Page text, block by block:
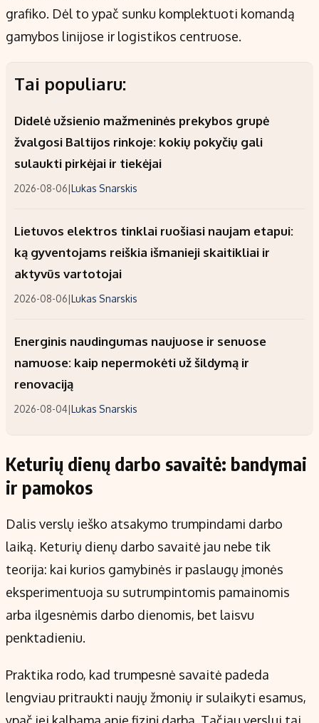
grafiko. Dėl to ypač sunku komplektuoti komandą
gamybos linijose ir logistikos centruose.
Tai populiaru:
Didelė užsienio mažmeninės prekybos grupė
žvalgosi Baltijos rinkoje: kokių pokyčių gali
sulaukti pirkėjai ir tiekėjai
2026-08-06|Lukas Snarskis
Lietuvos elektros tinklai ruošiasi naujam etapui:
ką gyventojams reiškia išmanieji skaitikliai ir
aktyvūs vartotojai
2026-08-06|Lukas Snarskis
Energinis naudingumas naujuose ir senuose
namuose: kaip nepermokėti už šildymą ir
renovaciją
2026-08-04|Lukas Snarskis
Keturių dienų darbo savaitė: bandymai
ir pamokos
Dalis verslų ieško atsakymo trumpindami darbo
laiką. Keturių dienų darbo savaitė jau nebe tik
teorija: kai kurios gamybinės ir paslaugų įmonės
eksperimentuoja su sutrumpintomis pamainomis
arba ilgesnėmis darbo dienomis, bet laisvu
penktadieniu.
Praktika rodo, kad trumpesnė savaitė padeda
lengviau pritraukti naujų žmonių ir sulaikyti esamus,